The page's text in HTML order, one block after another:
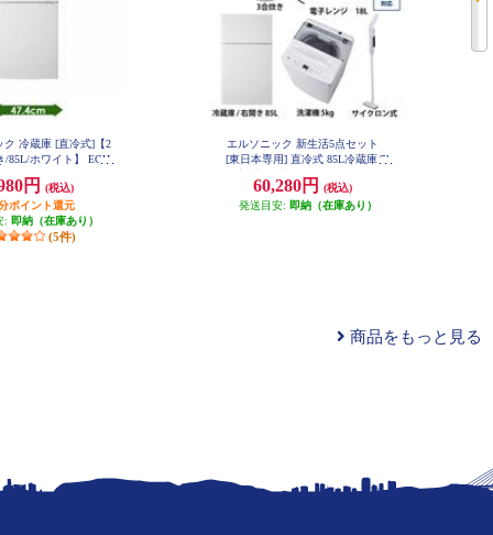
ク 冷蔵庫 [直冷式]【2
/85L/ホワイト】 ECH-
円
(税込)
ポイント還元
: 即納（在庫あり）
(5件)
エルソニック 新生活5点セット
[東日本専用] 直冷式 85L冷蔵庫/5k
イコン炊飯器/コードレスクリーナ
ー/ホワイト 26SHIN-A5W50-ESET
60,280円
(税込)
発送目安: 即納（在庫あり）
商品をもっと見る